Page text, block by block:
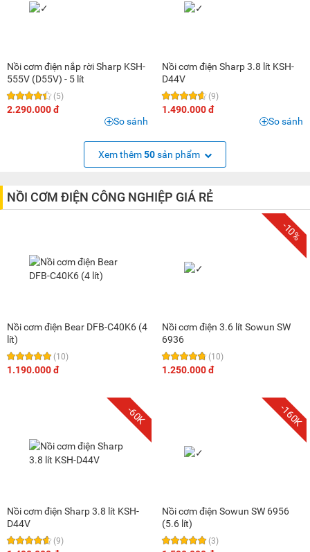
Nồi cơm điện nắp rời Sharp KSH-
555V (D55V) - 5 lít
(5)
2.290.000 đ
So sánh
Nồi cơm điện Sharp 3.8 lít KSH-
D44V
(9)
1.490.000 đ
So sánh
Xem thêm50sản phẩm
NỒI CƠM ĐIỆN CÔNG NGHIỆP GIÁ RẺ
Nồi cơm điện Bear DFB-C40K6 (4
lít)
(10)
1.190.000 đ
-10%
Nồi cơm điện 3.6 lít Sowun SW
6936
(10)
1.250.000 đ
-60K
Nồi cơm điện Sharp 3.8 lít KSH-
D44V
(9)
-160K
Nồi cơm điện Sowun SW 6956
(5.6 lít)
(3)